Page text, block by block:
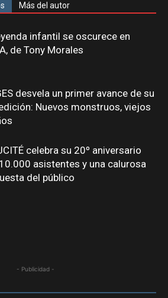
Más del autor
infantil se oscurece en
de Tony Morales
desvela un primer avance de su
Nuevos monstruos, viejos
celebra su 20º aniversario
asistentes y una calurosa
del público
- Publicidad -